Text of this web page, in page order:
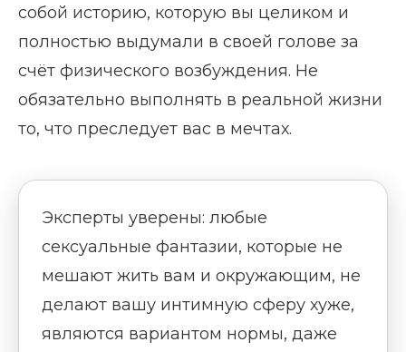
собой историю, которую вы целиком и
полностью выдумали в своей голове за
счёт физического возбуждения. Не
обязательно выполнять в реальной жизни
то, что преследует вас в мечтах.
Эксперты уверены: любые
сексуальные фантазии, которые не
мешают жить вам и окружающим, не
делают вашу интимную сферу хуже,
являются вариантом нормы, даже